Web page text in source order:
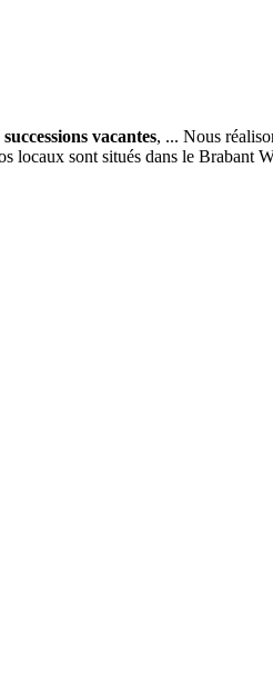
successions vacantes, ... Nous
locaux sont situés dans le Brabant